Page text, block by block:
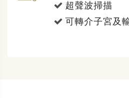
超聲波掃描
可轉介子宮及